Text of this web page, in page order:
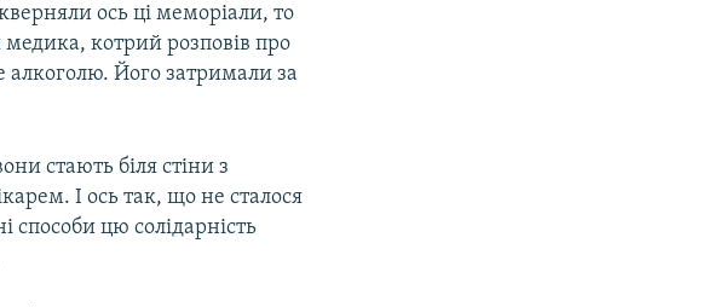
ось ці меморіали, то
медика, котрий розповів про
алкоголю. Його затримали за
стають біля стіни з
І ось так, що не сталося
способи цю солідарність